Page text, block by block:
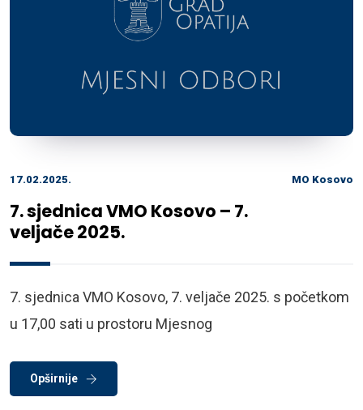
17.02.2025. MO Kosovo
7. sjednica VMO Kosovo – 7.
veljače 2025.
7. sjednica VMO Kosovo, 7. veljače 2025. s početkom
u 17,00 sati u prostoru Mjesnog
Opširnije